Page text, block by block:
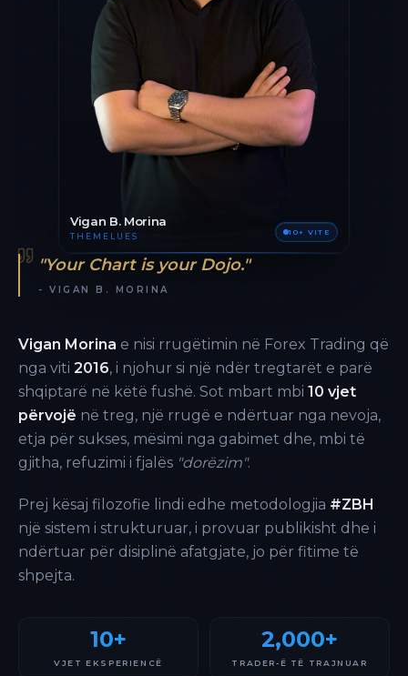
Vigan B. Morina
THEMELUES 10+ VITE
"Your Chart is your Dojo."
- VIGAN B. MORINA
Vigan Morina e nisi rrugëtimin në Forex Trading që
nga viti 2016, i njohur si një ndër tregtarët e parë
shqiptarë në këtë fushë. Sot mbart mbi 10 vjet
përvojë në treg, një rrugë e ndërtuar nga nevoja,
etja për sukses, mësimi nga gabimet dhe, mbi të
gjitha, refuzimi i fjalës "dorëzim".
Prej kësaj filozofie lindi edhe metodologjia #ZBH
një sistem i strukturuar, i provuar publikisht dhe i
ndërtuar për disiplinë afatgjate, jo për fitime të
shpejta.
10+
VJET EKSPERIENCË
2,000+
TRADER-Ë TË TRAJNUAR